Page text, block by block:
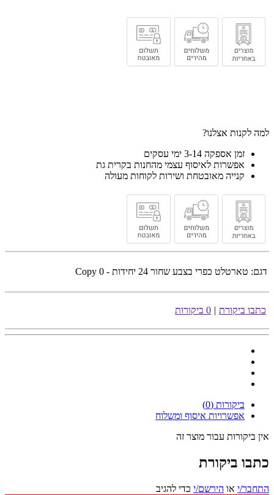
למה לקנות אצלנו?
זמן אספקה 3-14 ימי עסקים
אפשרות לאיסוף עצמי מהחנות בקרית גת
קנייה מאובטחת ושירות לקוחות מעולה
דגם: טארטלט כפרי בצבע שחור 24 יחידות - Copy 0
כתבו ביקורת | 0 ביקורות
ביקורות (0)
אפשרויות איסוף ומשלוח
אין ביקורות עבור מוצר זה
כתבו ביקורת
התחבר/י או הירשם/י כדי להגיב